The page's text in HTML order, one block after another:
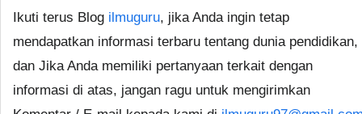
Ikuti terus Blog ilmuguru, jika Anda ingin tetap
mendapatkan informasi terbaru tentang dunia pendidikan,
dan Jika Anda memiliki pertanyaan terkait dengan
informasi di atas, jangan ragu untuk mengirimkan